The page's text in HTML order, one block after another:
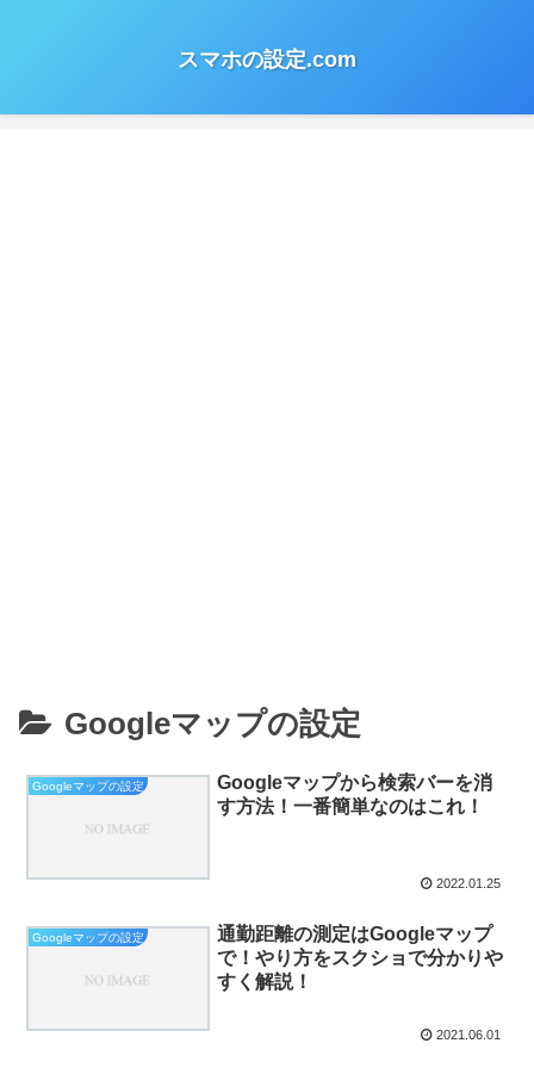
スマホの設定.com
Googleマップの設定
Googleマップの設定
Googleマップから検索バーを消
す方法！一番簡単なのはこれ！
2022.01.25
Googleマップの設定
通勤距離の測定はGoogleマップ
で！やり方をスクショで分かりや
すく解説！
2021.06.01